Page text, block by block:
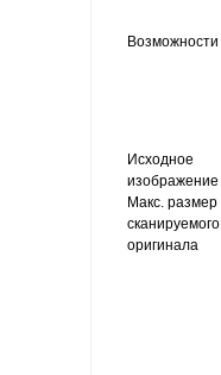
Возможности
Исходное
изображение
Макс. размер
сканируемого
оригинала